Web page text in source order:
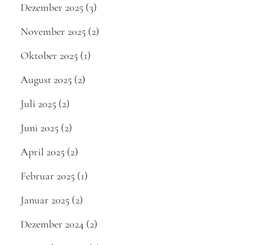
Dezember 2025 (3)
November 2025 (2)
Oktober 2025 (1)
August 2025 (2)
Juli 2025 (2)
Juni 2025 (2)
April 2025 (2)
Februar 2025 (1)
Januar 2025 (2)
Dezember 2024 (2)